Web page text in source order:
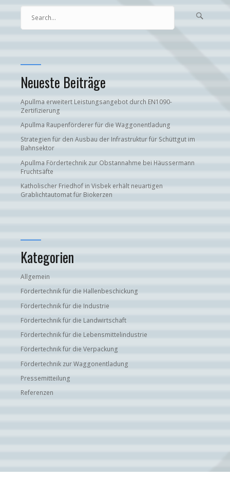
for...

Neueste Beiträge
Apullma erweitert Leistungsangebot durch EN1090-
Zertifizierung
Apullma Raupenförderer für die Waggonentladung
Strategien für den Ausbau der Infrastruktur für Schüttgut im
Bahnsektor
Apullma Fördertechnik zur Obstannahme bei Häussermann
Fruchtsäfte
Katholischer Friedhof in Visbek erhält neuartigen
Grablichtautomat für Biokerzen
Kategorien
Allgemein
Fördertechnik für die Hallenbeschickung
Fördertechnik für die Industrie
Fördertechnik für die Landwirtschaft
Fördertechnik für die Lebensmittelindustrie
Fördertechnik für die Verpackung
Fördertechnik zur Waggonentladung
Pressemitteilung
Referenzen